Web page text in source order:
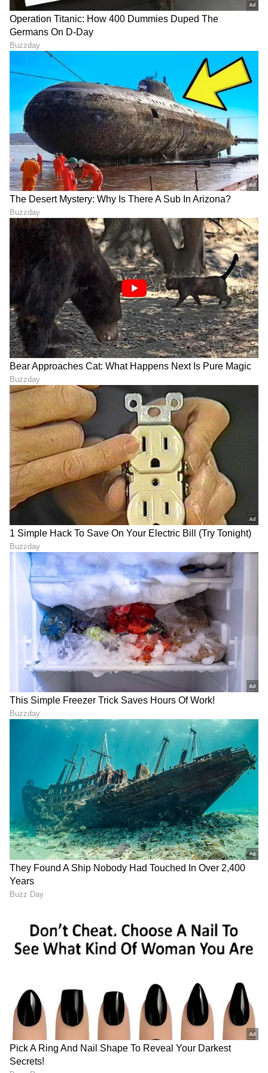
ಕ್ರಿಕೆಟ್ ಮತ್ತು ಕ್ರೀಡಾ ಜಗತ್ತಿನ (Sports News in
Kannada) ಕ್ಷಣಕ್ಷಣದ ಕನ್ನಡ ಸುದ್ದಿ ಅಪ್ಡೇಟ್‌ಗಳಿಗಾಗಿ
ಏಷ್ಯಾನೆಟ್ ಸುವರ್ಣ ನ್ಯೂಸ್‌ ಫಾಲೋ ಮಾಡಿ.IPL
Liveಸೇರಿದಂತೆ ಟೀಂ ಇಂಡಿಯಾದ ಬ್ರೇಕಿಂಗ್ ಸುದ್ದಿ
(Cricket News in Kannada), ವಿಶೇಷ ವರದಿಗಳು
ಮತ್ತು ನೇರ ಪ್ರಸಾರಗಳೊಂದಿಗೆ ಸಂಪೂರ್ಣ ಮಾಹಿತಿ
ನಿಮ್ಮ ಒಂದೇ ಕ್ಲಿಕ್‌ನಲ್ಲಿ ಲಭ್ಯ. ಏಷ್ಯಾನೆಟ್ ಸುವರ್ಣ
ನ್ಯೂಸ್ ಅಧಿಕೃತ ಆ್ಯಪ್ ಡೌನ್‌ಲೋಡ್ ಮಾಡಿ ಹಾಗೂ
ಎಲ್ಲಾ ಅಪ್‌ಡೇಟ್ ಗಳನ್ನು ಪಡೆಯಿರಿ.
ABOUT THE AUTHOR
NK Naveen Kodase
ನವೀನ್ ಕೊಡಸೆ ಏಷ್ಯಾನೆಟ್ ಕನ್ನಡದಲ್ಲಿ ಮುಖ್ಯ ಉಪಸಂಪಾದಕ.
ಕಳೆದ 9 ವರ್ಷಗಳಿಂದಲೂ ಮಾಧ್ಯಮ ಜಗತ್ತಿನಲ್ಲಿದ್ದೇನೆ. ಅಪ್ಪಟ
ಮಲೆನಾಡಿನ ಹುಡುಗ. ಕುವೆಂಪು ವಿವಿಯ ಪತ್ರಿಕೋದ್ಯಮ ಪದವಿ ಇದೆ.
ರಾಜ್‌ ನ್ಯೂಸ್‌ ಮೂಲಕ ಮಾಧ್ಯಮ ಲೋಕಕ್ಕೆ ಕಾಲಿಟ್ಟವನು.
ಡಿಜಿಟಲ್‌ ಮಾಧ್ಯಮ ಲೋಕದಲ್ಲಿ ಪಳಗಿದರೂ, ಕಲಿಯೋದಿದೆ ಅಪಾರ.
ಕ್ರೀಡೆ, ರಾಜಕೀಯ, ಸಾಹಿತ್ಯದಲ್ಲಿದೆ ಆಸಕ್ತಿ. ಕ್ರೀಡಾ ಸುದ್ದಿಯೇ ನನ್ನ
ಜೀವಾಳ.
ಕ್ರಿಕೆಟ್
DOWNLOAD APP
RECOMMENDED STORIES
ಆಫ್ಘಾನ್ ವಿರುದ್ದದ ಟೆಸ್ಟ್: ಮೊದಲ
ದಿನವೇ ಕೆ ಎಲ್ ರಾಹುಲ್,
ಶುಭ್‌ಮನ್ ಗಿಲ್ ಅಬ್ಬರದ ಶತಕ!
ಎಲ್ಲಾ ಖರ್ಚು ವೆಚ್ಚ ಬಿಸಿಸಿಐ
ನೋಡಿಕೊಳ್ಳಲಿದೆ, ವೈಭವ್
ಸೂರ್ಯವಂಶಿಗಾಗಿ ಮಹತ್ವದ
ನಿರ್ಧಾರ
ತೆಂಡೂಲ್ಕರ್ ದಾಖಲೆ ಮುರಿದ
ವೈಭವ್ ಸೂರ್ಯವಂಶಿ
ಟೀಂ ಬದಲಾವಣೆ ಹಿಂದಿನ ಕಾರಣ
ಬಯಲು
LATEST VIDEOS
"ರಾಜಕೀಯ ಬೇಡ, ಸಿನಿಮಾನೇ ಪ್ರಾಣ":
ಕನಕೋತ್ಸವದಲ್ಲಿ ರಿಷಬ್ ಶೆಟ್ಟಿ | Rishab